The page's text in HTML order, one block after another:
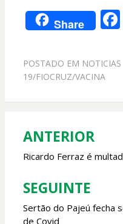
Share
POSTADO EM NOTICIAS
19/FIOCRUZ/VACINA
Navegação
de
Post
ANTERIOR
Ricardo Ferraz é
SEGUINTE
Sertão do Pajeú fecha
de Covid